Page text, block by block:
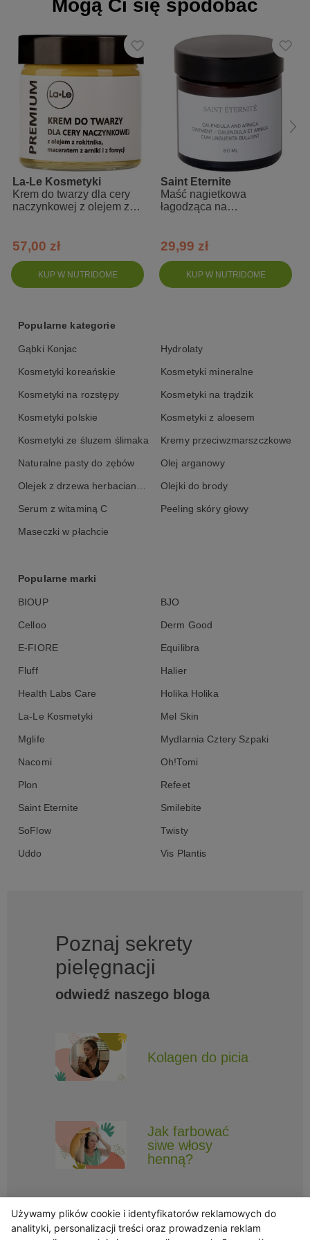
odpowiedni do cery problematycznej, trądzikowej i łojotokowej
Skład INCI:
Aqua, Linum Usitatissimum (Linseed) Seed Oil, Cannabis sativa
(Hemp) Seed Oil, Olivem, Illite (Green Clay), Glycerin, Guar gum,
Gluconolactone, Sodium Benzoate Tocoperol, Parfum
Mogą Ci się spodobać
KUP W NUTRIDOME
La-Le Kosmetyki
Krem do twarzy dla cery
naczynkowej z olejem z
57,00 zł
KUP W NUTRIDOME
Saint Eternite
Maść nagietkowa
łagodząca na
29,99 zł
Popularne kategorie
Gąbki Konjac Hydrolaty
Kosmetyki koreańskie Kosmetyki mineralne
Kosmetyki na rozstępy Kosmetyki na trądzik
Kosmetyki polskie Kosmetyki z aloesem
Kosmetyki ze śluzem ślimaka Kremy przeciwzmarszczkowe
Naturalne pasty do zębów Olej arganowy
Olejek z drzewa herbacianego Olejki do brody
Serum z witaminą C Peeling skóry głowy
Maseczki w płachcie
Popularne marki
BIOUP BJO
Celloo Derm Good
E-FIORE Equilibra
Fluff Halier
Health Labs Care Holika Holika
La-Le Kosmetyki Mel Skin
Mglife Mydlarnia Cztery Szpaki
Nacomi Oh!Tomi
Plon Refeet
Saint Eternite Smilebite
SoFlow Twisty
Uddo Vis Plantis
Poznaj sekrety
pielęgnacji
odwiedź naszego bloga
Kolagen do picia
Jak farbować
siwe włosy
henną?
Używamy plików cookie i identyfikatorów reklamowych do
analityki, personalizacji treści oraz prowadzenia reklam